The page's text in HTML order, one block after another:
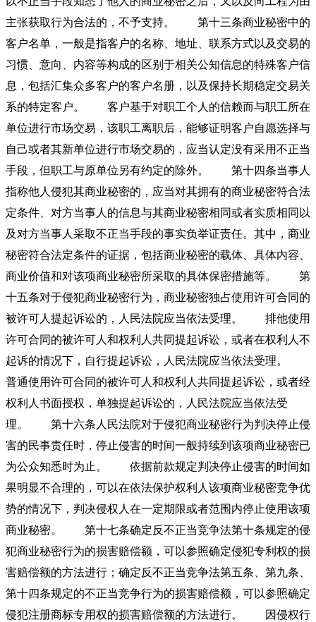
主张获取行为合法的，不予支持。 第十三条商业秘密中的
客户名单，一般是指客户的名称、地址、联系方式以及交易的
习惯、意向、内容等构成的区别于相关公知信息的特殊客户信
息，包括汇集众多客户的客户名册，以及保持长期稳定交易关
系的特定客户。 客户基于对职工个人的信赖而与职工所在
单位进行市场交易，该职工离职后，能够证明客户自愿选择与
自己或者其新单位进行市场交易的，应当认定没有采用不正当
手段，但职工与原单位另有约定的除外。 第十四条当事人
指称他人侵犯其商业秘密的，应当对其拥有的商业秘密符合法
定条件、对方当事人的信息与其商业秘密相同或者实质相同以
及对方当事人采取不正当手段的事实负举证责任。其中，商业
秘密符合法定条件的证据，包括商业秘密的载体、具体内容、
商业价值和对该项商业秘密所采取的具体保密措施等。 第
十五条对于侵犯商业秘密行为，商业秘密独占使用许可合同的
被许可人提起诉讼的，人民法院应当依法受理。 排他使用
许可合同的被许可人和权利人共同提起诉讼，或者在权利人不
起诉的情况下，自行提起诉讼，人民法院应当依法受理。
普通使用许可合同的被许可人和权利人共同提起诉讼，或者经
权利人书面授权，单独提起诉讼的，人民法院应当依法受
理。 第十六条人民法院对于侵犯商业秘密行为判决停止侵
害的民事责任时，停止侵害的时间一般持续到该项商业秘密已
为公众知悉时为止。 依据前款规定判决停止侵害的时间如
果明显不合理的，可以在依法保护权利人该项商业秘密竞争优
势的情况下，判决侵权人在一定期限或者范围内停止使用该项
商业秘密。 第十七条确定反不正当竞争法第十条规定的侵
犯商业秘密行为的损害赔偿额，可以参照确定侵犯专利权的损
害赔偿额的方法进行；确定反不正当竞争法第五条、第九条、
第十四条规定的不正当竞争行为的损害赔偿额，可以参照确定
侵犯注册商标专用权的损害赔偿额的方法进行。 因侵权行